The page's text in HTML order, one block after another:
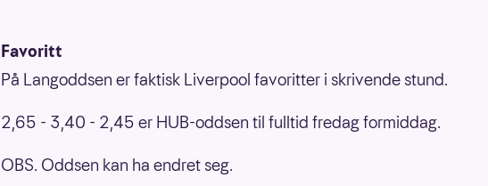
Favoritt
På Langoddsen er faktisk Liverpool favoritter i skrivende stund.
2,65 - 3,40 - 2,45 er HUB-oddsen til fulltid fredag formiddag.
OBS. Oddsen kan ha endret seg.